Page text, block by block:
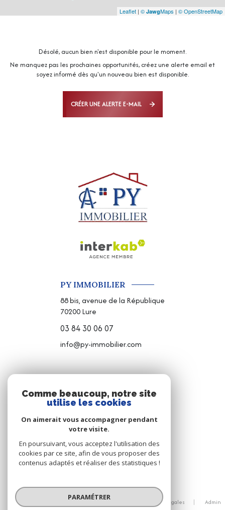
Leaflet | © JawgMaps | © OpenStreetMap
Désolé, aucun bien n'est disponible pour le moment.
Ne manquez pas les prochaines opportunités, créez une alerte email et
soyez informé dès qu'un nouveau bien est disponible.
CRÉER UNE ALERTE E-MAIL
PY IMMOBILIER
88 bis, avenue de la République
70200Lure
03 84 30 06 07
info@py-immobilier.com
NOUS SUIVRE
© 2026 | Tous droits réservés
Nos partenaires Mentions légales
Admin
Comme beaucoup, notre site
utilise les cookies
On aimerait vous accompagner pendant
votre visite.
En poursuivant, vous acceptez l'utilisation des
cookies par ce site, afin de vous proposer des
contenus adaptés et réaliser des statistiques !
PARAMÉTRER